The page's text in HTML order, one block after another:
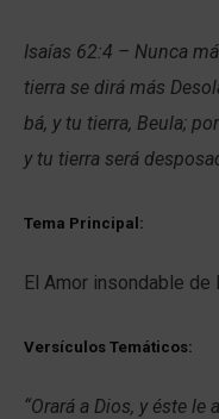
Isaías 62:4 – Nunca
tierra se dirá más
bá, y tu tierra, Beula;
y tu tierra será
Tema Principal:
El Amor insondable
Versículos Temáticos:
“Orará a Dios, y éste